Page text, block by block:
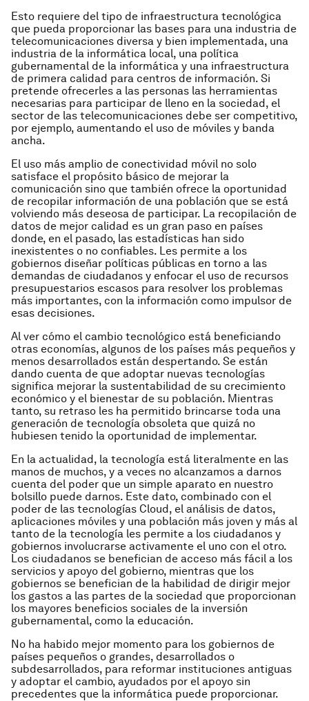
Esto requiere del tipo de infraestructura tecnológica
que pueda proporcionar las bases para una industria de
telecomunicaciones diversa y bien implementada, una
industria de la informática local, una política
gubernamental de la informática y una infraestructura
de primera calidad para centros de información. Si
pretende ofrecerles a las personas las herramientas
necesarias para participar de lleno en la sociedad, el
sector de las telecomunicaciones debe ser competitivo,
por ejemplo, aumentando el uso de móviles y banda
ancha.
El uso más amplio de conectividad móvil no solo
satisface el propósito básico de mejorar la
comunicación sino que también ofrece la oportunidad
de recopilar información de una población que se está
volviendo más deseosa de participar. La recopilación de
datos de mejor calidad es un gran paso en países
donde, en el pasado, las estadísticas han sido
inexistentes o no confiables. Les permite a los
gobiernos diseñar políticas públicas en torno a las
demandas de ciudadanos y enfocar el uso de recursos
presupuestarios escasos para resolver los problemas
más importantes, con la información como impulsor de
esas decisiones.
Al ver cómo el cambio tecnológico está beneficiando
otras economías, algunos de los países más pequeños y
menos desarrollados están despertando. Se están
dando cuenta de que adoptar nuevas tecnologías
significa mejorar la sustentabilidad de su crecimiento
económico y el bienestar de su población. Mientras
tanto, su retraso les ha permitido brincarse toda una
generación de tecnología obsoleta que quizá no
hubiesen tenido la oportunidad de implementar.
En la actualidad, la tecnología está literalmente en las
manos de muchos, y a veces no alcanzamos a darnos
cuenta del poder que un simple aparato en nuestro
bolsillo puede darnos. Este dato, combinado con el
poder de las tecnologías Cloud, el análisis de datos,
aplicaciones móviles y una población más joven y más al
tanto de la tecnología les permite a los ciudadanos y
gobiernos involucrarse activamente el uno con el otro.
Los ciudadanos se benefician de acceso más fácil a los
servicios y apoyo del gobierno, mientras que los
gobiernos se benefician de la habilidad de dirigir mejor
los gastos a las partes de la sociedad que proporcionan
los mayores beneficios sociales de la inversión
gubernamental, como la educación.
No ha habido mejor momento para los gobiernos de
países pequeños o grandes, desarrollados o
subdesarrollados, para reformar instituciones antiguas
y adoptar el cambio, ayudados por el apoyo sin
precedentes que la informática puede proporcionar.